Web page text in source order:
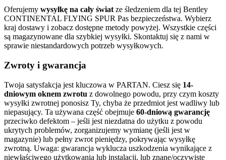
Oferujemy wysyłkę na cały świat ze śledzeniem dla tej Bentley
CONTINENTAL FLYING SPUR Pas bezpieczeństwa. Wybierz
kraj dostawy i zobacz dostępne metody powyżej. Wszystkie części
są magazynowane dla szybkiej wysyłki. Skontaktuj się z nami w
sprawie niestandardowych potrzeb wysyłkowych.
Zwroty i gwarancja
Twoja satysfakcja jest kluczowa w PARTAN. Ciesz się 14-
dniowym oknem zwrotu z dowolnego powodu, przy czym koszty
wysyłki zwrotnej ponosisz Ty, chyba że przedmiot jest wadliwy lub
niepasujący. Ta używana część obejmuje 60-dniową gwarancję
przeciwko defektom – jeśli jest niezdatna do użytku z powodu
ukrytych problemów, zorganizujemy wymianę (jeśli jest w
magazynie) lub pełny zwrot pieniędzy, pokrywając wysyłkę
zwrotną. Uwaga: gwarancja wyklucza uszkodzenia wynikające z
niewłaściwego użytkowania lub instalacji, lub znane/oczywiste